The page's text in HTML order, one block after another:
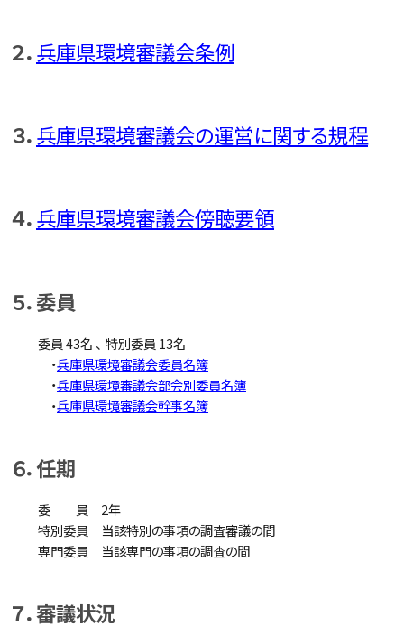
２．兵庫県環境審議会条例
３．兵庫県環境審議会の運営に関する規程
４．兵庫県環境審議会傍聴要領
５．委員
委員 43名 、 特別委員 13名
・兵庫県環境審議会委員名簿
・兵庫県環境審議会部会別委員名簿
・兵庫県環境審議会幹事名簿
６．任期
委 員 2年
特別委員 当該特別の事項の調査審議の間
専門委員 当該専門の事項の調査の間
７．審議状況